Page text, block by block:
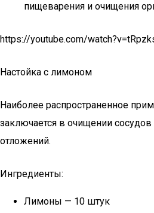
пищеварения и очищения
https://youtube.com/
Настойка с лимоном
Наиболее распространенное
заключается в очищении
отложений.
Ингредиенты:
Лимоны — 10 штук